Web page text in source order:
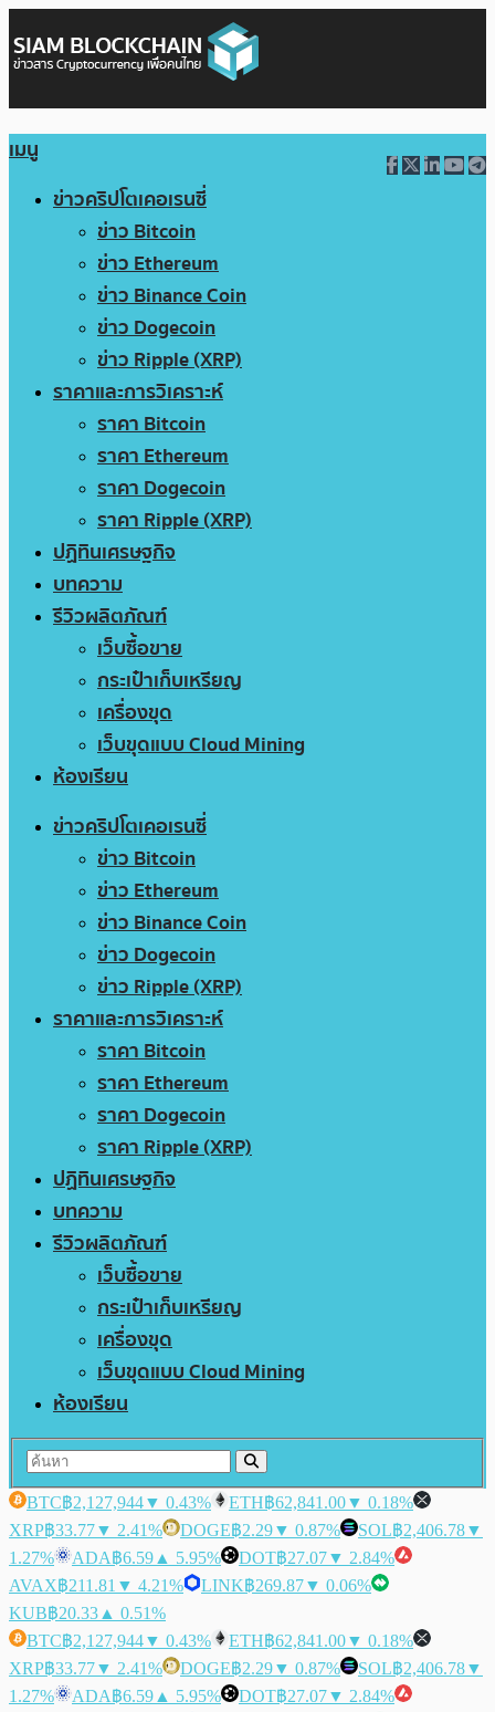
เมนู
ข่าวคริปโตเคอเรนซี่
ข่าว Bitcoin
ข่าว Ethereum
ข่าว Binance Coin
ข่าว Dogecoin
ข่าว Ripple (XRP)
ราคาและการวิเคราะห์
ราคา Bitcoin
ราคา Ethereum
ราคา Dogecoin
ราคา Ripple (XRP)
ปฏิทินเศรษฐกิจ
บทความ
รีวิวผลิตภัณฑ์
เว็บซื้อขาย
กระเป๋าเก็บเหรียญ
เครื่องขุด
เว็บขุดแบบ Cloud Mining
ห้องเรียน
ข่าวคริปโตเคอเรนซี่
ข่าว Bitcoin
ข่าว Ethereum
ข่าว Binance Coin
ข่าว Dogecoin
ข่าว Ripple (XRP)
ราคาและการวิเคราะห์
ราคา Bitcoin
ราคา Ethereum
ราคา Dogecoin
ราคา Ripple (XRP)
ปฏิทินเศรษฐกิจ
บทความ
รีวิวผลิตภัณฑ์
เว็บซื้อขาย
กระเป๋าเก็บเหรียญ
เครื่องขุด
เว็บขุดแบบ Cloud Mining
ห้องเรียน
BTC฿2,127,944▼ 0.43% ETH฿62,841.00▼ 0.18%
XRP฿33.77▼ 2.41% DOGE฿2.29▼ 0.87% SOL฿2,406.78▼
1.27%
ADA฿6.59 ▲ 5.95% DOT฿27.07▼ 2.84%
AVAX฿211.81 ▼ 4.21% LINK฿269.87▼ 0.06%
KUB฿20.33 ▲ 0.51%
BTC฿2,127,944▼ 0.43% ETH฿62,841.00▼ 0.18%
XRP฿33.77▼ 2.41% DOGE฿2.29▼ 0.87% SOL฿2,406.78▼
1.27%
ADA฿6.59 ▲ 5.95% DOT฿27.07▼ 2.84%